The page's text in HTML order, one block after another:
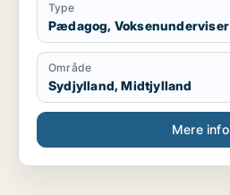
Type
Pædagog, Voksenunderviser
Område
Sydjylland, Midtjylland
Mere info